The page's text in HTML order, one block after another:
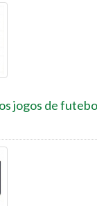
jogos de